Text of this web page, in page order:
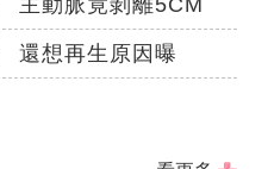
還想再生原因曝